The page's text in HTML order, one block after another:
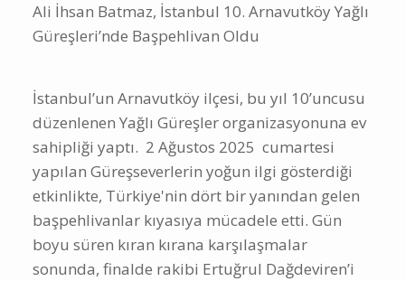
Ali İhsan Batmaz, İstanbul 10. Arnavutköy Yağlı
Güreşleri’nde Başpehlivan Oldu
İstanbul’un Arnavutköy ilçesi, bu yıl 10’uncusu
düzenlenen Yağlı Güreşler organizasyonuna ev
sahipliği yaptı. 2 Ağustos 2025 cumartesi
yapılan Güreşseverlerin yoğun ilgi gösterdiği
etkinlikte, Türkiye'nin dört bir yanından gelen
başpehlivanlar kıyasıya mücadele etti. Gün
boyu süren kıran kırana karşılaşmalar
sonunda, finalde rakibi Ertuğrul Dağdeviren’i